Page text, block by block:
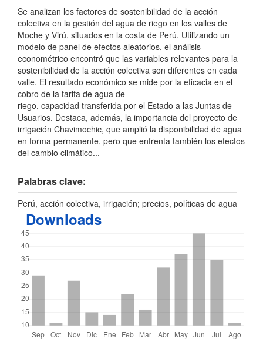
Se analizan los factores de sostenibilidad de la acción
colectiva en la gestión del agua de riego en los valles de
Moche y Virú, situados en la costa de Perú. Utilizando un
modelo de panel de efectos aleatorios, el análisis
econométrico encontró que las variables relevantes para la
sostenibilidad de la acción colectiva son diferentes en cada
valle. El resultado económico se mide por la eficacia en el
cobro de la tarifa de agua de
riego, capacidad transferida por el Estado a las Juntas de
Usuarios. Destaca, además, la importancia del proyecto de
irrigación Chavimochic, que amplió la disponibilidad de agua
en forma permanente, pero que enfrenta también los efectos
del cambio climático...
Palabras clave:
Perú, acción colectiva, irrigación; precios, políticas de agua
Downloads